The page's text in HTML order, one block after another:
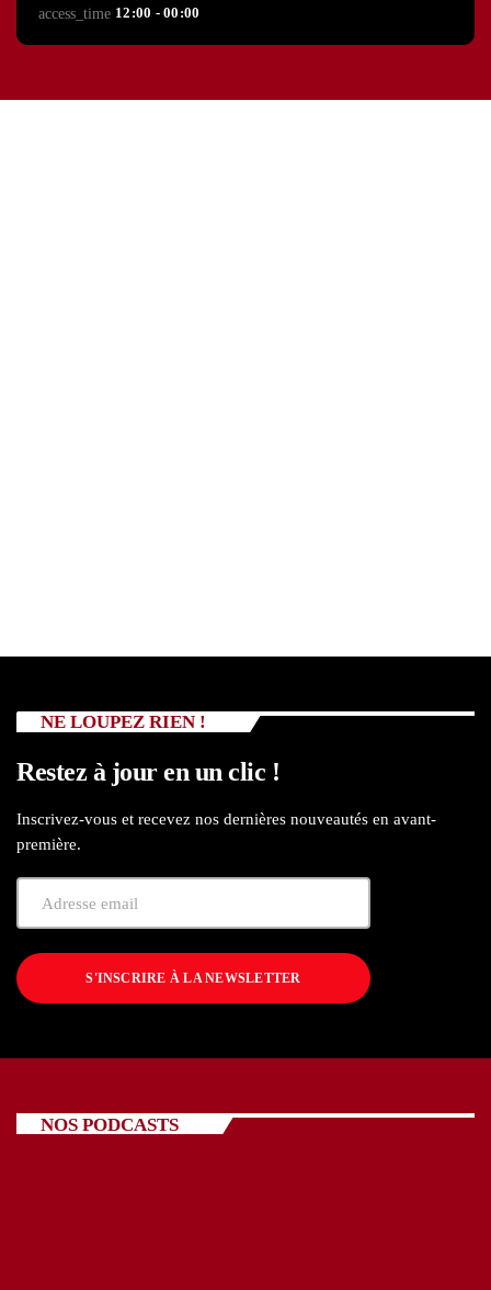
access_time 12:00 - 00:00
NE LOUPEZ RIEN !
Restez à jour en un clic !
Inscrivez-vous et recevez nos dernières nouveautés en avant-
première.
S'INSCRIRE À LA NEWSLETTER
NOS PODCASTS